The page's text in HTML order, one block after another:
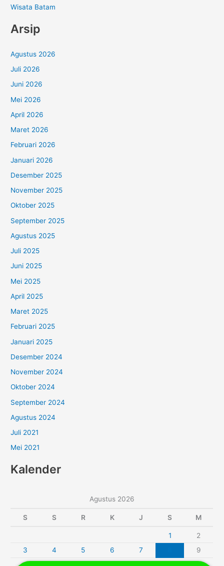
Wisata Batam
Arsip
Agustus 2026
Juli 2026
Juni 2026
Mei 2026
April 2026
Maret 2026
Februari 2026
Januari 2026
Desember 2025
November 2025
Oktober 2025
September 2025
Agustus 2025
Juli 2025
Juni 2025
Mei 2025
April 2025
Maret 2025
Februari 2025
Januari 2025
Desember 2024
November 2024
Oktober 2024
September 2024
Agustus 2024
Juli 2021
Mei 2021
Kalender
Agustus 2026
S S R K J S M
1
2
3
4 5 6 7
9